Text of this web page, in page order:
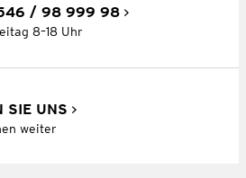
/ 98 999 98
8–18 Uhr
SIE UNS
weiter